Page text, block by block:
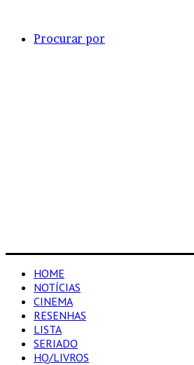
Procurar por
HOME
NOTÍCIAS
CINEMA
RESENHAS
LISTA
SERIADO
HQ/LIVROS